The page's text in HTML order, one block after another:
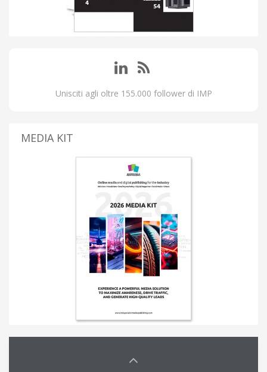
Unisciti agli oltre 155.000 follower di IMP
MEDIA KIT